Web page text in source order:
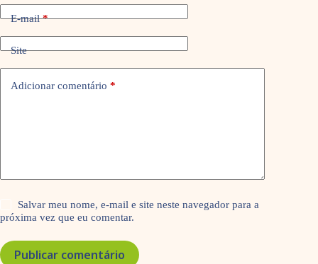
E-mail*
Site
Adicionar comentário *
Salvar meu nome, e-mail e site neste navegador para a
próxima vez que eu comentar.
Publicar comentário